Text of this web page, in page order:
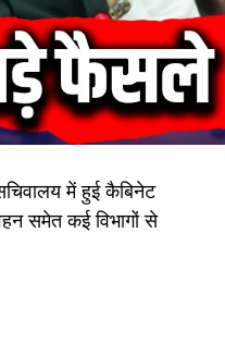
में हुई कैबिनेट
समेत कई विभागों से